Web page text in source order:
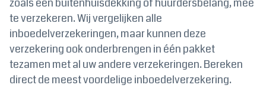
zoals een buitenhuisdekking of huurdersbelang, mee
te verzekeren. Wij vergelijken alle
inboedelverzekeringen, maar kunnen deze
verzekering ook onderbrengen in één pakket
tezamen met al uw andere verzekeringen. Bereken
direct de meest voordelige inboedelverzekering.